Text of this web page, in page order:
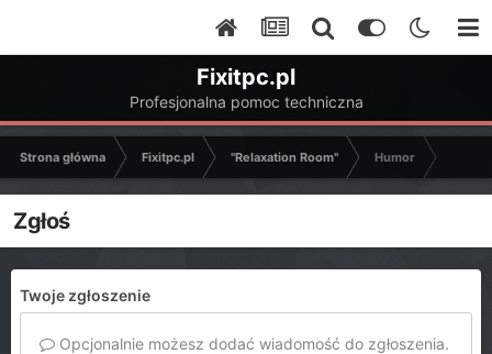
Fixitpc.pl
Profesjonalna pomoc techniczna
Strona główna Fixitpc.pl "Relaxation Room" Humor
Zgłoś
Twoje zgłoszenie
Opcjonalnie możesz dodać wiadomość do zgłoszenia.